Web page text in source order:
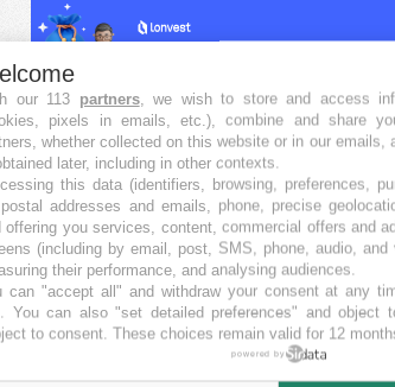
our 113 partners, we wish to store and access
pixels in emails, etc.), combine and share
whether collected on this website or in our emails,
later, including in other contexts.
this data (identifiers, browsing, preferences,
addresses and emails, phone, precise
offering you services, content, commercial offers and
(including by email, post, SMS, phone, audio, and
their performance, and analysing audiences.
can "accept all" and withdraw your consent at any
. You can also "set detailed preferences" and object
to consent. These choices remain valid for 12
powered by